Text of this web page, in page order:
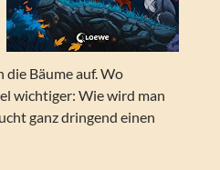
die Bäume auf. Wo
wichtiger: Wie wird man
ganz dringend einen